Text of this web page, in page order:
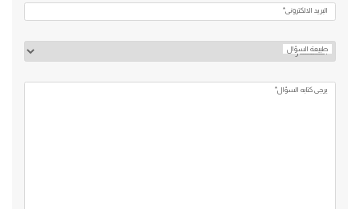
البريد الالكتروني*
طبيعة السؤال
يرجي كتابه السؤال*